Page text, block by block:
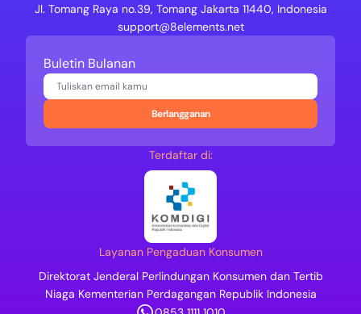
Jl. Tomang Raya no.39, Tomang Jakarta 11440, Indonesia
support@8elements.net
Buletin Bulanan
Berlangganan
Terdaftar di:
Layanan Pengaduan Konsumen
Direktorat Jenderal Perlindungan Konsumen dan Tertib
Niaga Kementerian Perdagangan Republik Indonesia